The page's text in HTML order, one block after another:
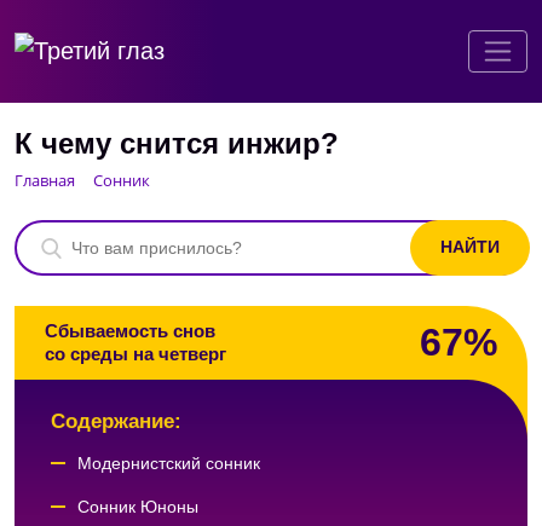
К чему снится инжир?
Главная Сонник
Сбываемость снов
со среды на четверг
67%
Содержание:
Модернистский сонник
Сонник Юноны